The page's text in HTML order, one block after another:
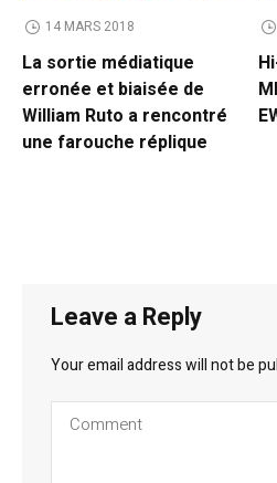
14 MARS 2018
La sortie médiatique
erronée et biaisée de
William Ruto a rencontré
une farouche réplique
Leave a Reply
Your email address will not be